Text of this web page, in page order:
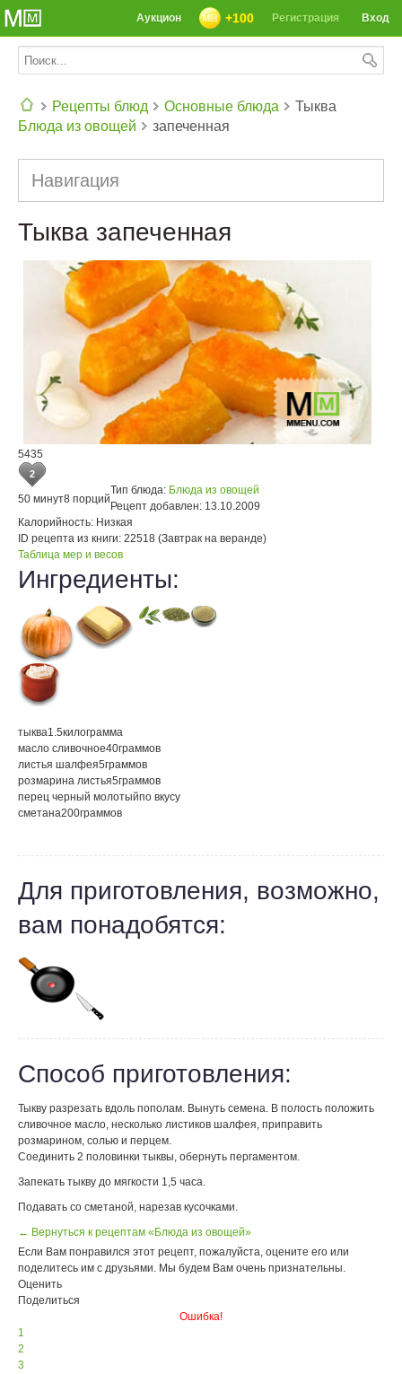
Вход
Регистрация
+100
Аукцион
Рецепты блюд
Основные блюда
Блюда из овощей
Тыква
запеченная
Навигация
Тыква запеченная
5435
2
50 минут8 порций
Тип блюда: Блюда из овощей
Рецепт добавлен: 13.10.2009
Калорийность: Низкая
ID рецепта из книги: 22518 (Завтрак на веранде)
Таблица мер и весов
Ингредиенты:
тыква1.5килограмма
масло сливочное40граммов
листья шалфея5граммов
розмарина листья5граммов
перец черный молотыйпо вкусу
сметана200граммов
Для приготовления, возможно,
вам понадобятся:
Способ приготовления:
Тыкву разрезать вдоль пополам. Вынуть семена. В полость положить
сливочное масло, несколько листиков шалфея, приправить
розмарином, солью и перцем.
Соединить 2 половинки тыквы, обернуть пергаментом.
Запекать тыкву до мягкости 1,5 часа.
Подавать со сметаной, нарезав кусочками.
← Вернуться к рецептам «Блюда из овощей»
Если Вам понравился этот рецепт, пожалуйста, оцените его или
поделитесь им с друзьями. Мы будем Вам очень признательны.
Оценить
Поделиться
Ошибка!
1
2
3